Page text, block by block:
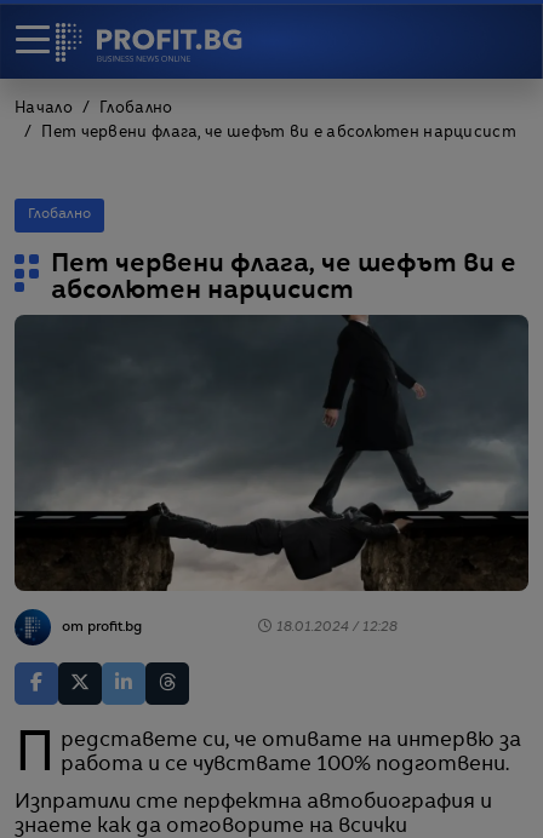
Начало
Глобално
Пет червени флага, че шефът ви е абсолютен нарцисист
Глобално
Пет червени флага, че шефът ви е
абсолютен нарцисист
от profit.bg 18.01.2024 / 12:28
Представете си, че отивате на интервю за
работа и се чувствате 100% подготвени.
Изпратили сте перфектна автобиография и
знаете как да отговорите на всички